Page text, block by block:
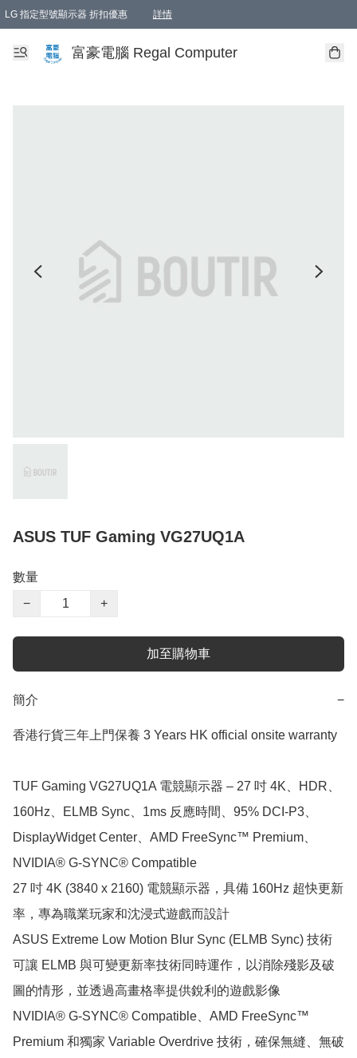
LG 指定型號顯示器 折扣優惠 詳情
富豪電腦 Regal Computer
ASUS TUF Gaming VG27UQ1A
數量
−
+
加至購物車
簡介 −
香港行貨三年上門保養 3 Years HK official onsite warranty
TUF Gaming VG27UQ1A 電競顯示器 – 27 吋 4K、HDR、
160Hz、ELMB Sync、1ms 反應時間、95% DCI-P3、
DisplayWidget Center、AMD FreeSync™ Premium、
NVIDIA® G-SYNC® Compatible
27 吋 4K (3840 x 2160) 電競顯示器，具備 160Hz 超快更新
率，專為職業玩家和沈浸式遊戲而設計
ASUS Extreme Low Motion Blur Sync (ELMB Sync) 技術
可讓 ELMB 與可變更新率技術同時運作，以消除殘影及破
圖的情形，並透過高畫格率提供銳利的遊戲影像
NVIDIA® G-SYNC® Compatible、AMD FreeSync™
Premium 和獨家 Variable Overdrive 技術，確保無縫、無破